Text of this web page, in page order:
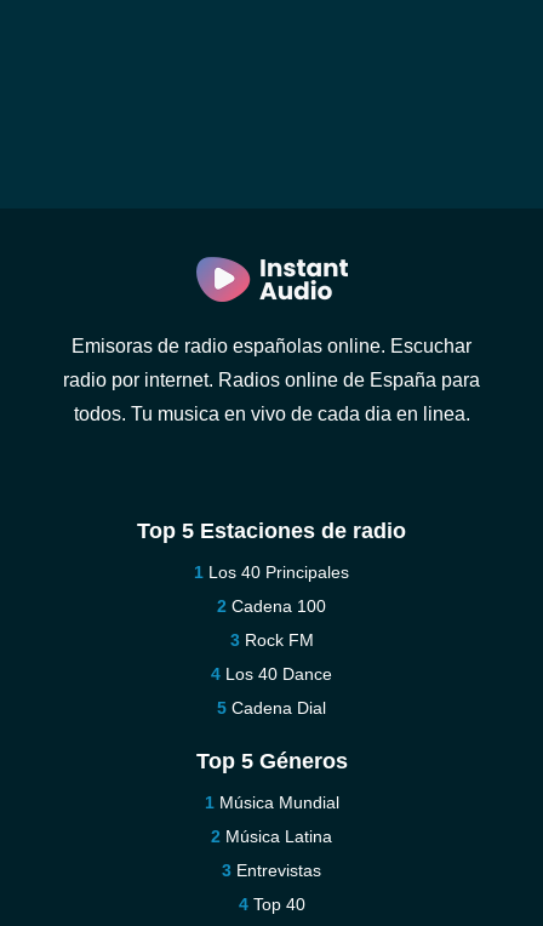
Emisoras de radio españolas online. Escuchar
radio por internet. Radios online de España para
todos. Tu musica en vivo de cada dia en linea.
Top 5 Estaciones de radio
Los 40 Principales
Cadena 100
Rock FM
Los 40 Dance
Cadena Dial
Top 5 Géneros
Música Mundial
Música Latina
Entrevistas
Top 40